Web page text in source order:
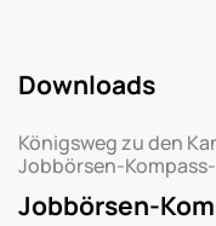
Downloads
Königsweg zu den
Jobbörsen-
Jobbörsen-